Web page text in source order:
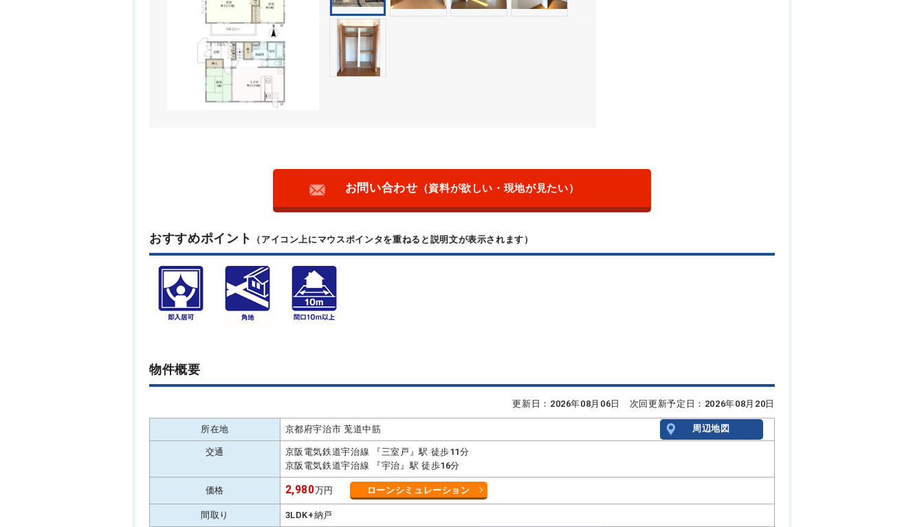
お問い合わせ （資料が欲しい・現地が見たい）
おすすめポイント （アイコン上にマウスポインタを重ねると説明文が表示されます）
物件概要
更新日：2026年08月06日 次回更新予定日：2026年08月20日
所在地 京都府宇治市 莵道中筋 周辺地図
交通
京阪電気鉄道宇治線 『三室戸』駅 徒歩11分
京阪電気鉄道宇治線 『宇治』駅 徒歩16分
価格 2,980万円 ローンシミュレーション
間取り 3LDK+納戸